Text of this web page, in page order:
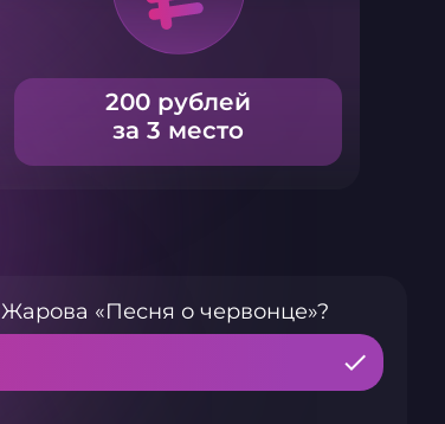
200 рублей
за 3 место
«Песня о червонце»?